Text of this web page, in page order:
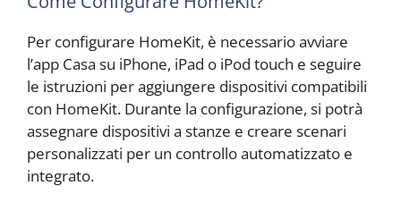
Per configurare HomeKit, è necessario avviare
l’app Casa su iPhone, iPad o iPod touch e seguire
le istruzioni per aggiungere dispositivi compatibili
con HomeKit. Durante la configurazione, si potrà
assegnare dispositivi a stanze e creare scenari
personalizzati per un controllo automatizzato e
integrato.